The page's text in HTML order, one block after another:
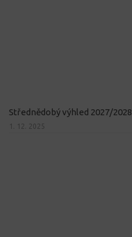
Střednědobý výhled 2027/2028
1. 12. 2025